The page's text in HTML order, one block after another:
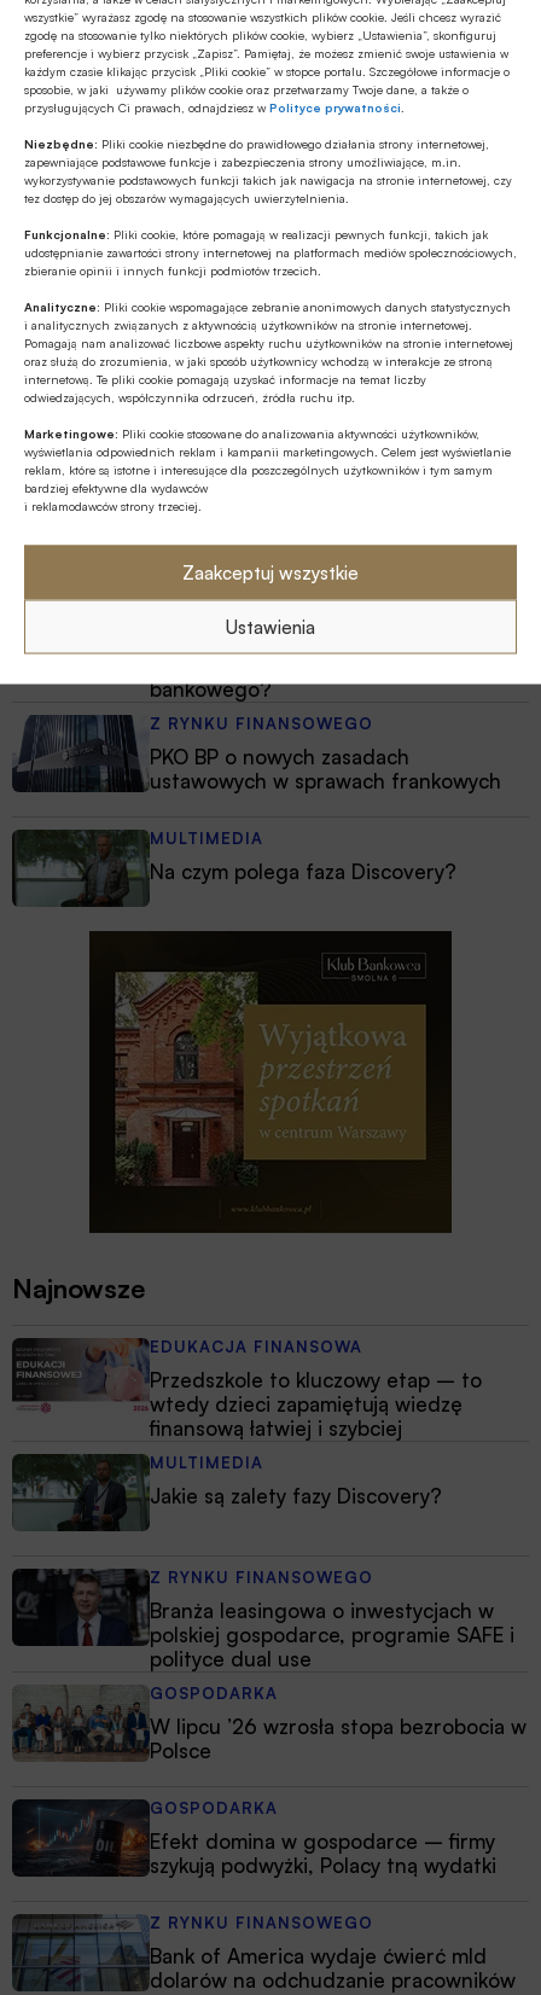
wszystkie” wyrażasz zgodę na stosowanie wszystkich plików cookie. Jeśli chcesz wyrazić
zgodę na stosowanie tylko niektórych plików cookie, wybierz „Ustawienia”, skonfiguruj
preferencje i wybierz przycisk „Zapisz”. Pamiętaj, że możesz zmienić swoje ustawienia w
każdym czasie klikając przycisk „Pliki cookie” w stopce portalu. Szczegółowe informacje o
sposobie, w jaki używamy plików cookie oraz przetwarzamy Twoje dane, a także o
przysługujących Ci prawach, odnajdziesz wPolityce prywatności
Niezbędne: Pliki cookie niezbędne do prawidłowego działania strony internetowej,
zapewniające podstawowe funkcje i zabezpieczenia strony umożliwiające, m.in.
wykorzystywanie podstawowych funkcji takich jak nawigacja na stronie internetowej, czy
tez dostęp do jej obszarów wymagających uwierzytelnienia.
Funkcjonalne: Pliki cookie, które pomagają w realizacji pewnych funkcji, takich jak
udostępnianie zawartości strony internetowej na platformach mediów społecznościowych,
zbieranie opinii i innych funkcji podmiotów trzecich.
Analityczne: Pliki cookie wspomagające zebranie anonimowych danych statystycznych
i analitycznych związanych z aktywnością użytkowników na stronie internetowej.
Pomagają nam analizować liczbowe aspekty ruchu użytkowników na stronie internetowej
oraz służą do zrozumienia, w jaki sposób użytkownicy wchodzą w interakcje ze stroną
internetową. Te pliki cookie pomagają uzyskać informacje na temat liczby
odwiedzających, współczynnika odrzuceń, źródła ruchu itp.
Marketingowe: Pliki cookie stosowane do analizowania aktywności użytkowników,
wyświetlania odpowiednich reklam i kampanii marketingowych. Celem jest wyświetlanie
reklam, które są istotne i interesujące dla poszczególnych użytkowników i tym samym
bardziej efektywne dla wydawców
i reklamodawców strony trzeciej.
Zaakceptuj wszystkie
Ustawienia
Tagi
Autor
Źródło
Polecamy
MULTIMEDIA
przemysł zbrojeniowy
ESG
Zielone remonty odrębnym, masowym
bankowego?
Z RYNKU FINANSOWEGO
PKO BP o nowych zasadach
ustawowych w sprawach frankowych
MULTIMEDIA
Na czym polega faza Discovery?
Najnowsze
EDUKACJA FINANSOWA
Przedszkole to kluczowy etap – to
wtedy dzieci zapamiętują wiedzę
finansową łatwiej i szybciej
MULTIMEDIA
Jakie są zalety fazy Discovery?
Z RYNKU FINANSOWEGO
Branża leasingowa o inwestycjach w
polskiej gospodarce, programie SAFE i
polityce dual use
GOSPODARKA
W lipcu ’26 wzrosła stopa bezrobocia w
Polsce
GOSPODARKA
Efekt domina w gospodarce – firmy
szykują podwyżki, Polacy tną wydatki
Z RYNKU FINANSOWEGO
Bank of America wydaje ćwierć mld
dolarów na odchudzanie pracowników